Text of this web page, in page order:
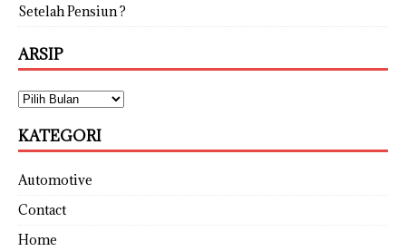
Setelah Pensiun ?
ARSIP
KATEGORI
Automotive
Contact
Home